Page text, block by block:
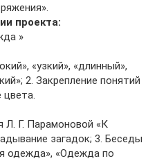
проекта:
»
«узкий», «длинный»,
2. Закрепление понятий
цвета.
Л. Г. Парамоновой «К
загадок; 3. Беседы
одежда», «Одежда по